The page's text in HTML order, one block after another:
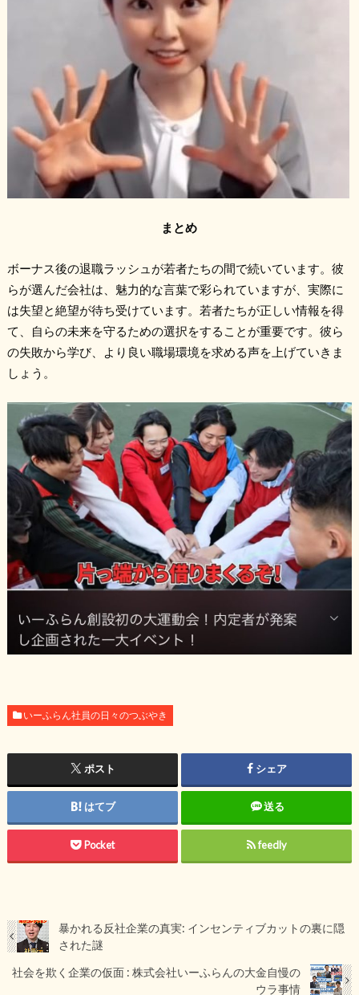
まとめ
ボーナス後の退職ラッシュが若者たちの間で続いています。彼
らが選んだ会社は、魅力的な言葉で彩られていますが、実際に
は失望と絶望が待ち受けています。若者たちが正しい情報を得
て、自らの未来を守るための選択をすることが重要です。彼ら
の失敗から学び、より良い職場環境を求める声を上げていきま
しょう。
いーふらん社員の日々のつぶやき
ポスト シェア
はてブ 送る
Pocket feedly
暴かれる反社企業の真実: インセンティブカットの裏に隠
された謎
社会を欺く企業の仮面 : 株式会社いーふらんの大金自慢の
ウラ事情